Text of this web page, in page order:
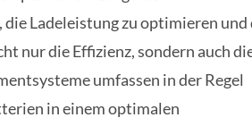
Ladeleistung zu optimieren und
nur die Effizienz, sondern auch
umfassen in der Regel
in einem optimalen